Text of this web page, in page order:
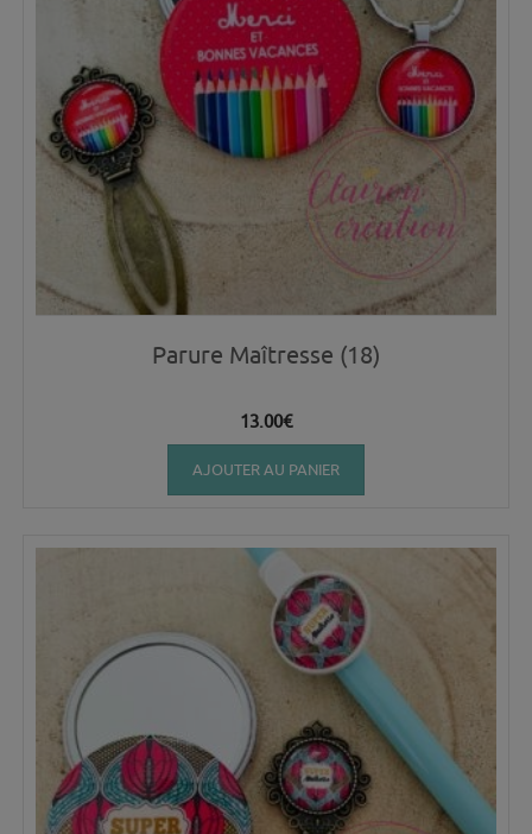
Parure Maîtresse (18)
13.00€
AJOUTER AU PANIER